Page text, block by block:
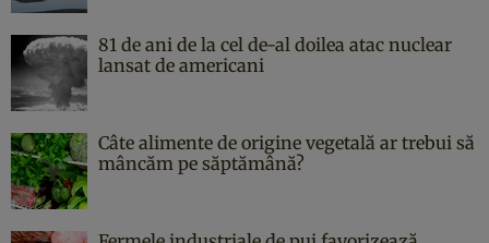
81 de ani de la cel de-al doilea atac nuclear
lansat de americani
Câte alimente de origine vegetală ar trebui să
mâncăm pe săptămână?